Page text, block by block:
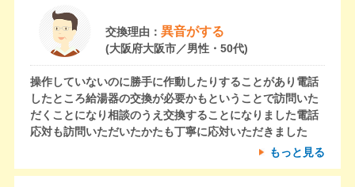
交換理由： 異音がする
(大阪府大阪市／男性・50代)
操作していないのに勝手に作動したりすることがあり電話
したところ給湯器の交換が必要かもということで訪問いた
だくことになり相談のうえ交換することになりました電話
応対も訪問いただいたかたも丁寧に応対いただきました
もっと見る